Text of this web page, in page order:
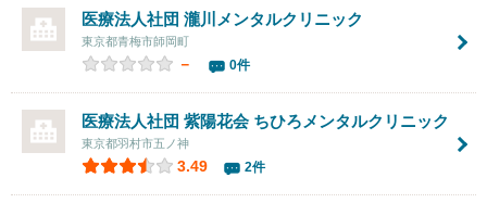
医療法人社団 瀧川メンタルクリニック
東京都青梅市師岡町
－ 0件
医療法人社団 紫陽花会 ちひろメンタルクリニック
東京都羽村市五ノ神
3.49 2件